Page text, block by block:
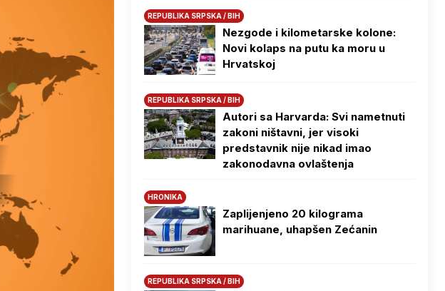
REPUBLIKA SRPSKA / BIH
Nezgode i kilometarske kolone:
Novi kolaps na putu ka moru u
Hrvatskoj
REPUBLIKA SRPSKA / BIH
Autori sa Harvarda: Svi nametnuti
zakoni ništavni, jer visoki
predstavnik nije nikad imao
zakonodavna ovlaštenja
HRONIKA
Zaplijenjeno 20 kilograma
marihuane, uhapšen Zećanin
REPUBLIKA SRPSKA / BIH